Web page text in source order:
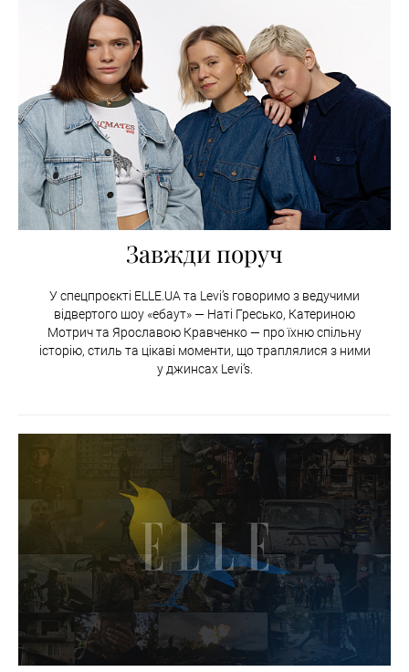
Завжди поруч
У спецпроєкті ELLE.UA та Levi’s говоримо з ведучими
відвертого шоу «ебаут» — Наті Гресько, Катериною
Мотрич та Ярославою Кравченко — про їхню спільну
історію, стиль та цікаві моменти, що траплялися з ними
у джинсах Levi’s.